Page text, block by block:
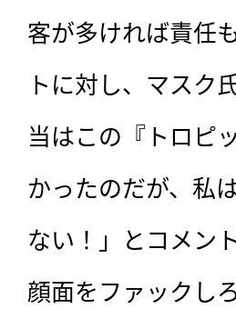
客が多ければ責任
トに対し、マスク
当はこの『トロピ
かったのだが、私
ない！」とコメン
顔面をファックし